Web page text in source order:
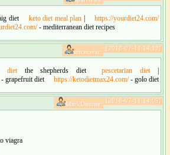
diet keto diet meal plan |
https://yourdiet24.com/
- mediterranean diet recipes
[2018-07-11 14:12]
uncecerar:
dietthe shepherds diet pescetarian diet |
grapefruit diet https://ketodietmax24.com/- golo diet
[2018-07-11 14:09]
MarkDoume:
viagra